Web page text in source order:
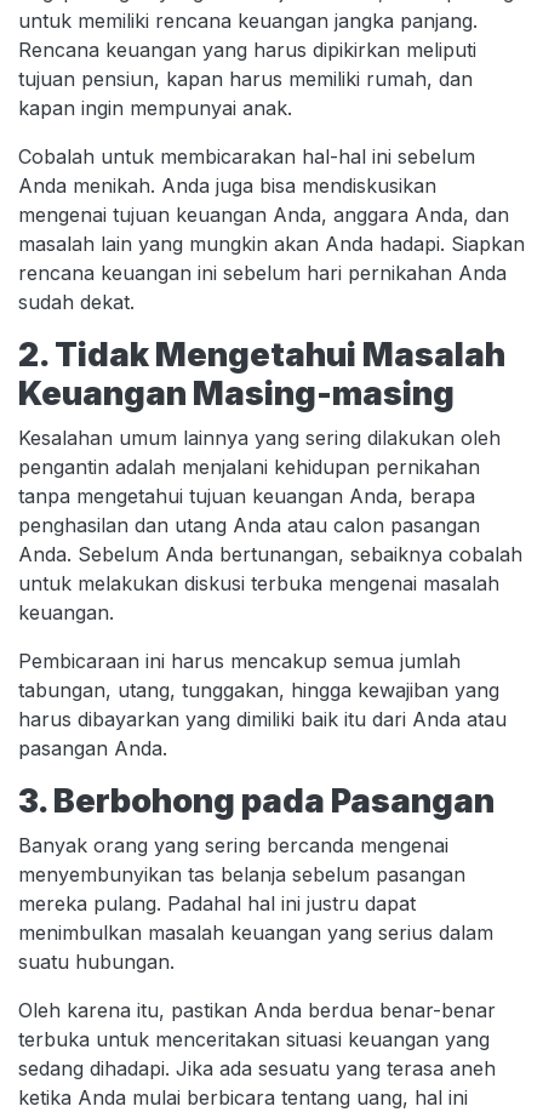
untuk memiliki rencana keuangan jangka panjang.
Rencana keuangan yang harus dipikirkan meliputi
tujuan pensiun, kapan harus memiliki rumah, dan
kapan ingin mempunyai anak.
Cobalah untuk membicarakan hal-hal ini sebelum
Anda menikah. Anda juga bisa mendiskusikan
mengenai tujuan keuangan Anda, anggara Anda, dan
masalah lain yang mungkin akan Anda hadapi. Siapkan
rencana keuangan ini sebelum hari pernikahan Anda
sudah dekat.
2. Tidak Mengetahui Masalah
Keuangan Masing-masing
Kesalahan umum lainnya yang sering dilakukan oleh
pengantin adalah menjalani kehidupan pernikahan
tanpa mengetahui tujuan keuangan Anda, berapa
penghasilan dan utang Anda atau calon pasangan
Anda. Sebelum Anda bertunangan, sebaiknya cobalah
untuk melakukan diskusi terbuka mengenai masalah
keuangan.
Pembicaraan ini harus mencakup semua jumlah
tabungan, utang, tunggakan, hingga kewajiban yang
harus dibayarkan yang dimiliki baik itu dari Anda atau
pasangan Anda.
3. Berbohong pada Pasangan
Banyak orang yang sering bercanda mengenai
menyembunyikan tas belanja sebelum pasangan
mereka pulang. Padahal hal ini justru dapat
menimbulkan masalah keuangan yang serius dalam
suatu hubungan.
Oleh karena itu, pastikan Anda berdua benar-benar
terbuka untuk menceritakan situasi keuangan yang
sedang dihadapi. Jika ada sesuatu yang terasa aneh
ketika Anda mulai berbicara tentang uang, hal ini